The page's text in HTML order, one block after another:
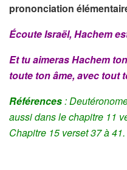
prononciation
Écoute Israël, Hachem
Et tu aimeras Hachem
toute ton âme, avec tout
Références:
aussi dans le chapitre 11
Chapitre 15 verset 37 à 41.